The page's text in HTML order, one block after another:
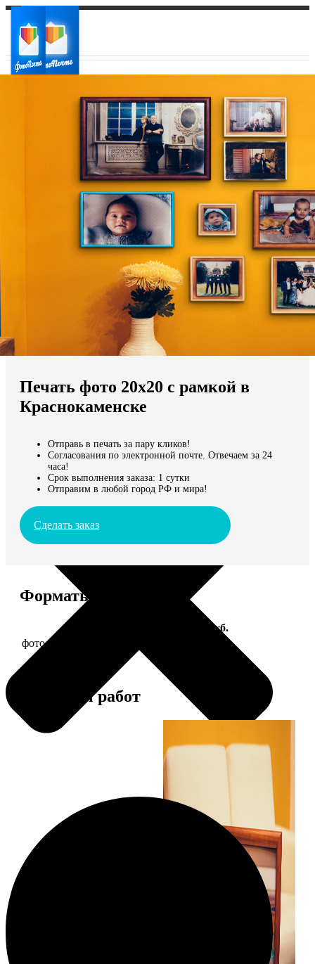
Ваш регион доставки
Выберите из списка:
Мы доставляем по всему миру
Продолжить без города
Печать фото 20х20 с рамкой в
Краснокаменске
Отправь в печать за пару кликов!
Согласования по электронной почте. Отвечаем за 24
часа!
Срок выполнения заказа: 1 сутки
Отправим в любой город РФ и мира!
Сделать заказ
Форматы и цены
Цена, руб.
фото 20х20 в деревянной рамке
Примеры работ